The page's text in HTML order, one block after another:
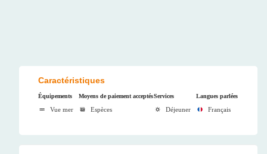
Caractéristiques
Équipements
Vue mer
Moyens de paiement acceptés
Espèces
Services
Déjeuner
Langues parlées
Français